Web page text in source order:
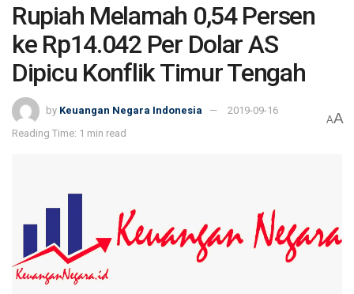
Rupiah Melamah 0,54 Persen
ke Rp14.042 Per Dolar AS
Dipicu Konflik Timur Tengah
by Keuangan Negara Indonesia
2019-09-16
Reading Time: 1 min read
AA